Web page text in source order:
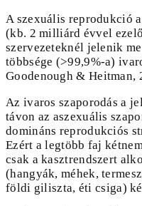
A szexuális reprodukció
(kb. 2 milliárd évvel
szervezeteknél jelenik
többsége (>99,9%-a)
Goodenough & Heitman,
Az ivaros szaporodás a
távon az aszexuális
domináns reprodukciós
Ezért a legtöbb faj
csak a kasztrendszert
(hangyák, méhek,
földi giliszta, éti csiga)